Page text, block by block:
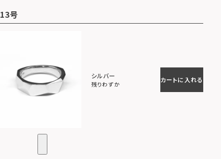
13号
シルバー
残りわずか
カートに入れる